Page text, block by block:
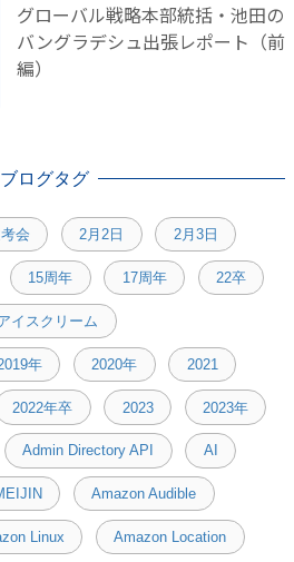
グローバル戦略本部統括・池田の
バングラデシュ出張レポート（前
編）
ブログタグ
会 2月2日 2月3日
15周年 17周年 22卒
イスクリーム
年 2020年 2021
2022年卒 2023 2023年
Admin Directory API AI
Amazon Audible
Linux Amazon Location